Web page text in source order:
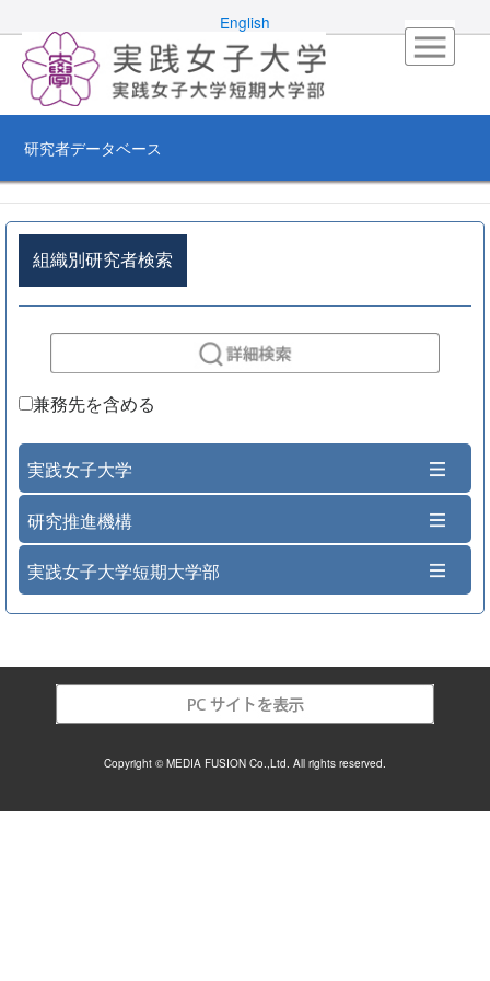
English
研究者データベース
組織別研究者検索
兼務先を含める
実践女子大学
研究推進機構
実践女子大学短期大学部
Copyright © MEDIA FUSION Co.,Ltd. All rights reserved.